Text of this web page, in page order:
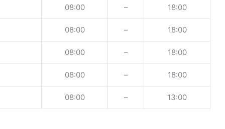
08:00 – 18:00
08:00 – 18:00
08:00 – 18:00
08:00 – 18:00
08:00 – 13:00